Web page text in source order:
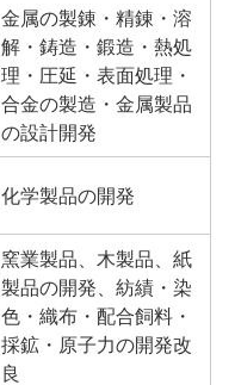
金属の製錬・精錬・溶
解・鋳造・鍛造・熱処
理・圧延・表面処理・
合金の製造・金属製品
の設計開発
化学製品の開発
窯業製品、木製品、紙
製品の開発、紡績・染
色・織布・配合飼料・
採鉱・原子力の開発改
良